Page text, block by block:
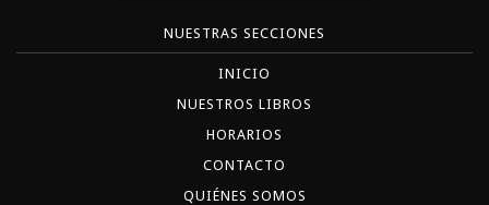
NUESTRAS SECCIONES
INICIO
NUESTROS LIBROS
HORARIOS
CONTACTO
QUIÉNES SOMOS